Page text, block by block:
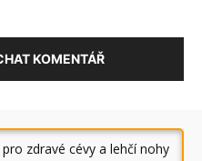
KOMENTÁŘ
zdravé cévy a lehčí nohy